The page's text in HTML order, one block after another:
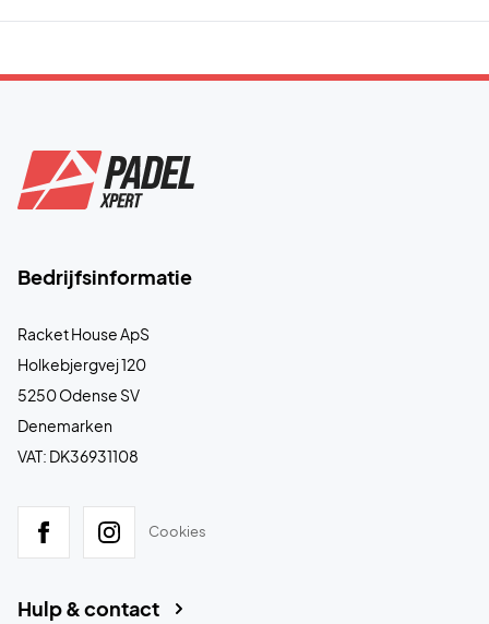
Bedrijfsinformatie
Racket House ApS
Holkebjergvej 120
5250 Odense SV
Denemarken
VAT: DK36931108
Cookies
Hulp & contact